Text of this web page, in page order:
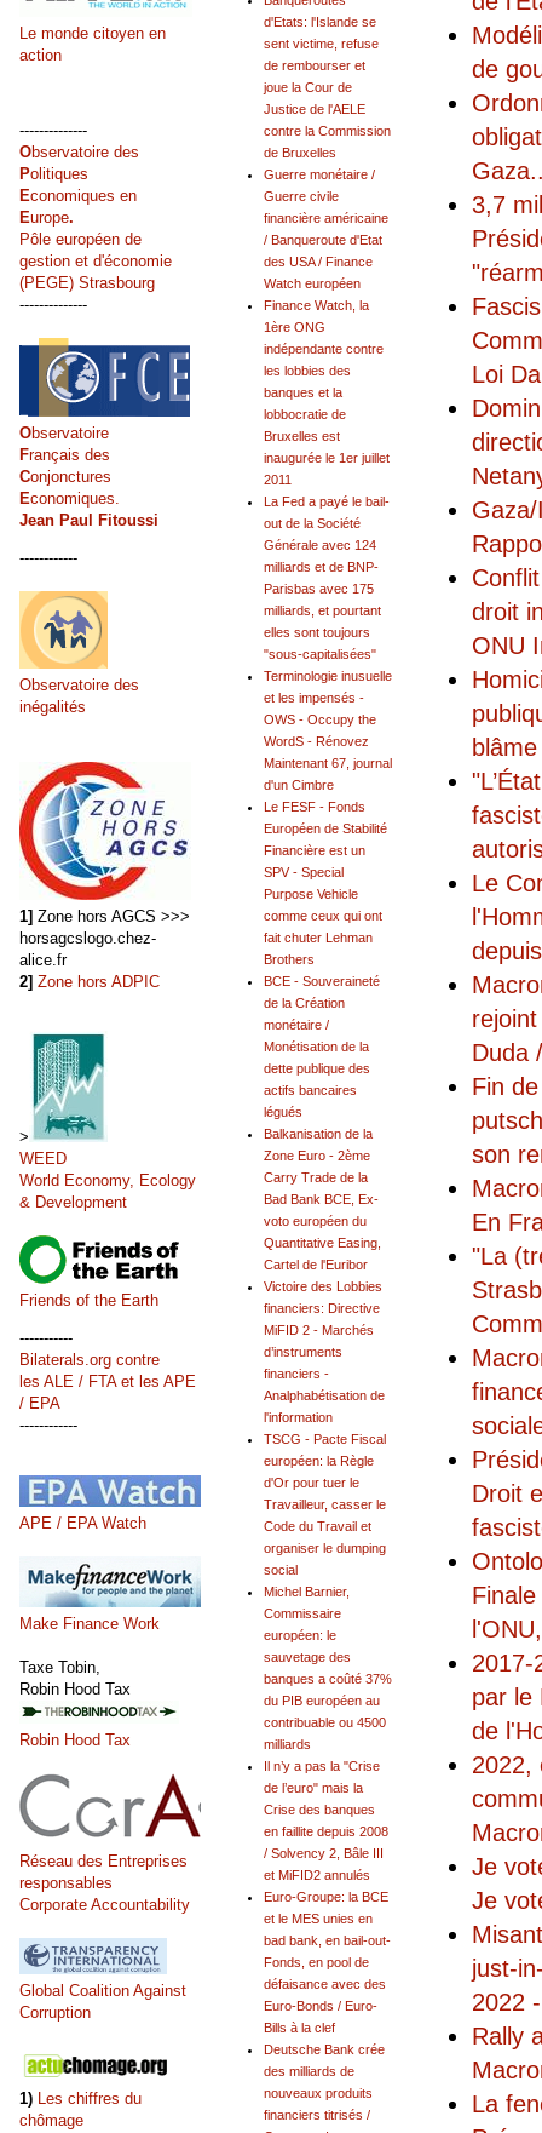
de
Gaza
3,7
Loi
droit
ONU
Le
Duda
Fin
son
En
"La
Droit
par le
de
2022,
Je
Je
just-
2022
Rally
La
d'Etats: l'Islande se
sent victime, refuse
de rembourser et
joue la Cour de
Justice de l'AELE
contre la Commission
de Bruxelles
Guerre monétaire /
Guerre civile
financière américaine
/ Banqueroute d'Etat
des USA / Finance
Watch européen
Finance Watch, la
1ère ONG
indépendante contre
les lobbies des
banques et la
lobbocratie de
Bruxelles est
inaugurée le 1er juillet
2011
La Fed a payé le bail-
out de la Société
Générale avec 124
milliards et de BNP-
Parisbas avec 175
milliards, et pourtant
elles sont toujours
"sous-capitalisées"
Terminologie inusuelle
et les impensés -
OWS - Occupy the
WordS - Rénovez
Maintenant 67, journal
d'un Cimbre
Le FESF - Fonds
Européen de Stabilité
Financière est un
SPV - Special
Purpose Vehicle
comme ceux qui ont
fait chuter Lehman
Brothers
BCE - Souveraineté
de la Création
monétaire /
Monétisation de la
dette publique des
actifs bancaires
légués
Balkanisation de la
Zone Euro - 2ème
Carry Trade de la
Bad Bank BCE, Ex-
voto européen du
Quantitative Easing,
Cartel de l'Euribor
Victoire des Lobbies
financiers: Directive
MiFID 2 - Marchés
d’instruments
financiers -
Analphabétisation de
l'information
TSCG - Pacte Fiscal
européen: la Règle
d'Or pour tuer le
Travailleur, casser le
Code du Travail et
organiser le dumping
social
Michel Barnier,
Commissaire
européen: le
sauvetage des
banques a coûté 37%
du PIB européen au
contribuable ou 4500
milliards
Il n’y a pas la "Crise
de l’euro" mais la
Crise des banques
en faillite depuis 2008
/ Solvency 2, Bâle III
et MiFID2 annulés
Euro-Groupe: la BCE
et le MES unies en
bad bank, en bail-out-
Fonds, en pool de
défaisance avec des
Euro-Bonds / Euro-
Bills à la clef
Deutsche Bank crée
des milliards de
nouveaux produits
financiers titrisés /
Le monde citoyen en
action
--------------
Observatoire des
Politiques
Economiques en
Europe.
Pôle européen de
gestion et d'économie
(PEGE) Strasbourg
--------------
Observatoire
Français des
Conjonctures
Economiques.
Jean Paul Fitoussi
------------
Observatoire des
inégalités
1] Zone hors AGCS >>>
horsagcslogo.chez-
alice.fr
2] Zone hors ADPIC
>
WEED
World Economy, Ecology
& Development
Friends of the Earth
-----------
Bilaterals.org contre
les ALE / FTA et les APE
/ EPA
------------
APE / EPA Watch
Make Finance Work
Taxe Tobin,
Robin Hood Tax
Robin Hood Tax
Réseau des Entreprises
responsables
Corporate Accountability
Global Coalition Against
Corruption
1) Les chiffres du
chômage